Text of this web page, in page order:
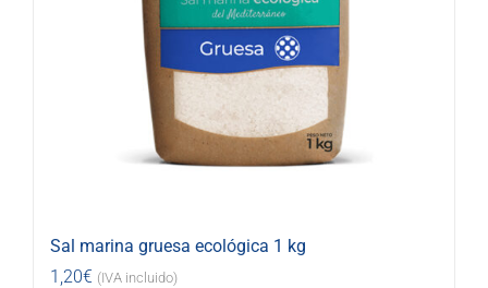
Sal marina gruesa ecológica 1 kg
1,20€ (IVA incluido)